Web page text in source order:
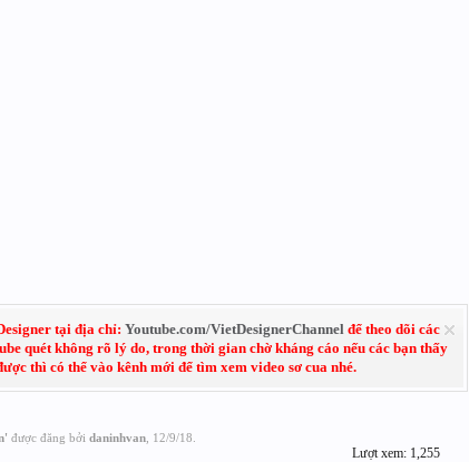
tại địa chỉ: Youtube.com/VietDesignerChannelđể theo dõi các
quét không rõ lý do, trong thời gian chờ kháng cáo nếu các bạn thấy
thì có thể vào kênh mới để tìm xem video sơ cua nhé.
' được đăng bởi daninhvan, 12/9/18
Lượt xem: 1,255